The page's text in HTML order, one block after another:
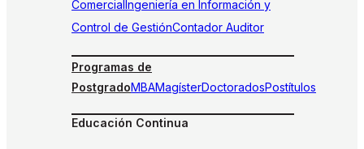
ComercialIngeniería en Información y
Control de GestiónContador Auditor
Programas de
PostgradoMBAMagísterDoctoradosPostítulos
Educación Continua